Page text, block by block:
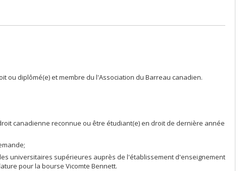
ou diplômé(e) et membre du l'Association du Barreau canadien.
canadienne reconnue ou être étudiant(e) en droit de dernière année
universitaires supérieures auprès de l'établissement d'enseignement
pour la bourse Vicomte Bennett.